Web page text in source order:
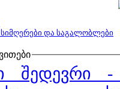
და საგალობლები